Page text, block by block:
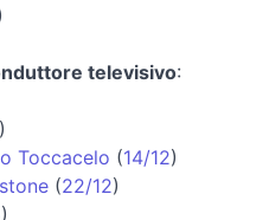
televisivo:
)
Toccacelo (14/12)
(22/12)
)